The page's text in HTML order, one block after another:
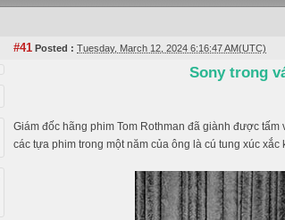
#41 Posted : Tuesday, March 12, 2024 6:16:47 AM(UTC)
Sony trong
Giám đốc hãng phim Tom Rothman đã giành được
các tựa phim trong một năm của ông là cú tung xúc